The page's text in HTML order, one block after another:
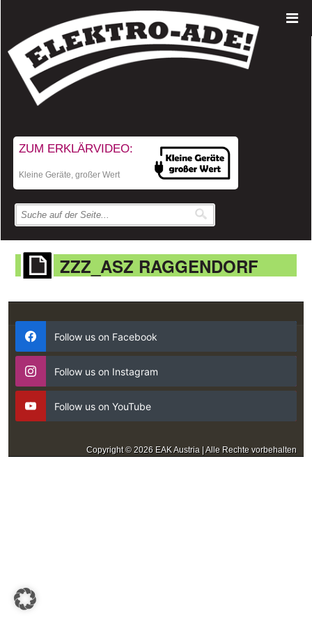
ZUM ERKLÄRVIDEO:
Kleine Geräte, großer Wert
ZZZ_ASZ RAGGENDORF
Follow us on Facebook
Follow us on Instagram
Follow us on YouTube
Copyright © 2026 EAK Austria | Alle Rechte vorbehalten